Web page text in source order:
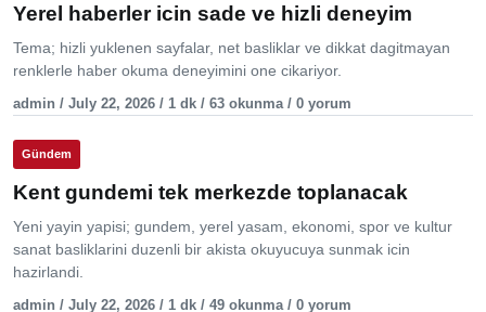
Yerel haberler icin sade ve hizli deneyim
Tema; hizli yuklenen sayfalar, net basliklar ve dikkat dagitmayan
renklerle haber okuma deneyimini one cikariyor.
admin / July 22, 2026 / 1 dk / 63 okunma / 0 yorum
Gündem
Kent gundemi tek merkezde toplanacak
Yeni yayin yapisi; gundem, yerel yasam, ekonomi, spor ve kultur
sanat basliklarini duzenli bir akista okuyucuya sunmak icin
hazirlandi.
admin / July 22, 2026 / 1 dk / 49 okunma / 0 yorum